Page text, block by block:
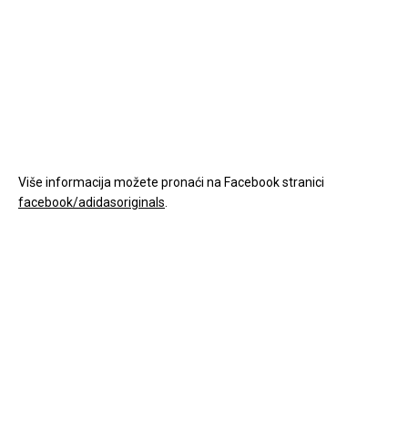
Više informacija možete pronaći na Facebook stranici
facebook/adidasoriginals